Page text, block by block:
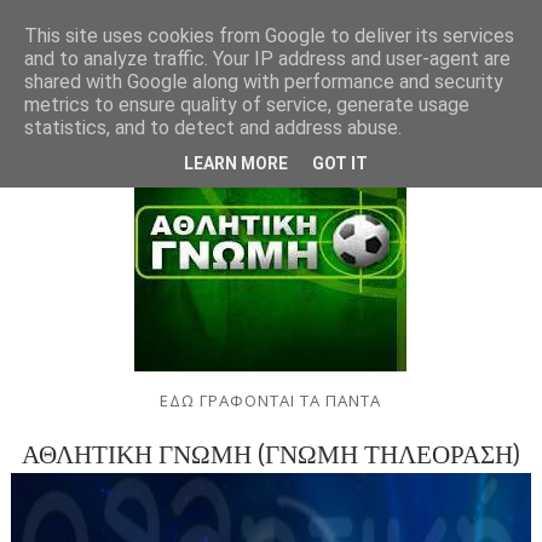
ΕΔΩ ΓΡΑΦΟΝΤΑΙ ΤΑ ΠΑΝΤΑ
ΑΘΛΗΤΙΚΗ ΓΝΩΜΗ (ΓΝΩΜΗ ΤΗΛΕΟΡΑΣΗ)
This site uses cookies from Google to deliver its services
and to analyze traffic. Your IP address and user-agent are
shared with Google along with performance and security
metrics to ensure quality of service, generate usage
statistics, and to detect and address abuse.
LEARN MORE GOT IT